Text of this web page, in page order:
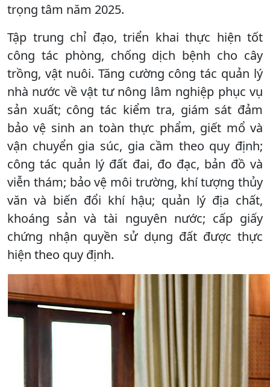
trọng tâm năm 2025.
Tập trung chỉ đạo, triển khai thực hiện tốt
công tác phòng, chống dịch bệnh cho cây
trồng, vật nuôi. Tăng cường công tác quản lý
nhà nước về vật tư nông lâm nghiệp phục vụ
sản xuất; công tác kiểm tra, giám sát đảm
bảo vệ sinh an toàn thực phẩm, giết mổ và
vận chuyển gia súc, gia cầm theo quy định;
công tác quản lý đất đai, đo đạc, bản đồ và
viễn thám; bảo vệ môi trường, khí tượng thủy
văn và biến đổi khí hậu; quản lý địa chất,
khoáng sản và tài nguyên nước; cấp giấy
chứng nhận quyền sử dụng đất được thực
hiện theo quy định.